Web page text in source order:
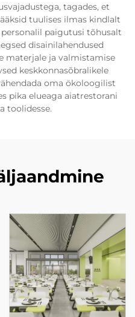
tagades, et
tuulises ilmas kindlalt
paigutusi tõhusalt
disainilahendused
materjale ja valmistamise
keskkonnasõbralikele
oma ökoloogilist
pika elueaga aiatrestorani
toolidesse.